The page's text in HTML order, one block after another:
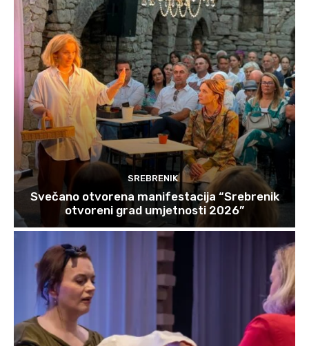
SREBRENIK
Svečano otvorena manifestacija “Srebrenik
otvoreni grad umjetnosti 2026”